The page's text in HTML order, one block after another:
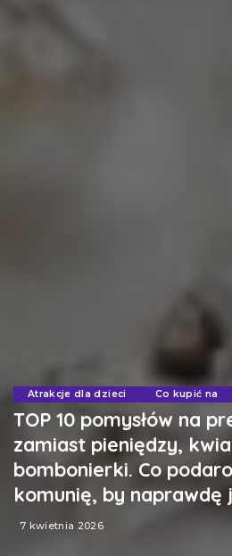
Atrakcje dla dzieci Co kupić na
TOP 10 pomysłów na
zamiast pieniędzy,
bombonierki. Co
komunię, by naprawdę
7 kwietnia 2026